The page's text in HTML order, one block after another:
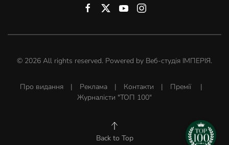
© 2026 All rights reserved. Powered by Веб-студія ІМПЕРІЯ.
Про видання| Реклама| Контакти | Премії|
Журналісти "ТОП 100"
Back to Top